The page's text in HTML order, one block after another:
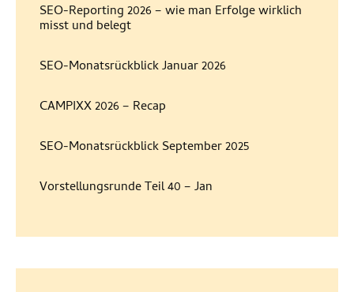
SEO-Reporting 2026 – wie man Erfolge wirklich
misst und belegt
SEO-Monatsrückblick Januar 2026
CAMPIXX 2026 – Recap
SEO-Monatsrückblick September 2025
Vorstellungsrunde Teil 40 – Jan